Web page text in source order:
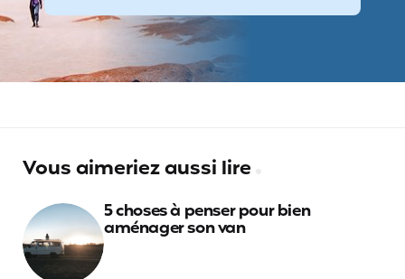
Vous aimeriez aussi lire
5 choses à penser pour bien
aménager son van